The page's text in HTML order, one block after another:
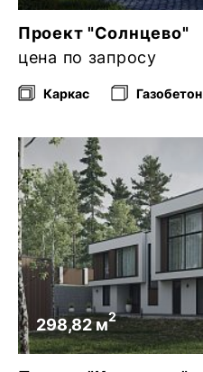
Проект "Солнцево"
цена по запросу
Каркас Газобетон
298,82 м2